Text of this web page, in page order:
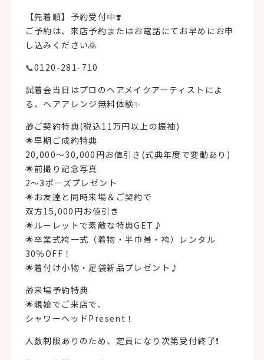
【先着順】予約受付中❣️
ご予約は、来店予約またはお電話にてお早めにお申
し込みください🙇
📞0120-281-710
試着会当日はプロのヘアメイクアーティストによ
る、ヘアアレンジ無料体験✨
🎁ご契約特典(税込11万円以上の振袖)
🌟早期ご成約特典
20,000～30,000円お値引き(式典年度で変動あり)
🌟前撮り記念写真
2～3ポーズプレゼント
🌟お友達と同時来場＆ご契約で
双方15,000円お値引き
🌟ルーレットで素敵な特典GET♪
🌟卒業式袴一式（着物・半巾帯・袴）レンタル
30％OFF！
🌟着付け小物・足袋新品プレゼント♪
🎁来場予約特典
🌟親娘でご来店で、
シャワーヘッドPresent！
人数制限ありのため、定員になり次第受付終了❗️